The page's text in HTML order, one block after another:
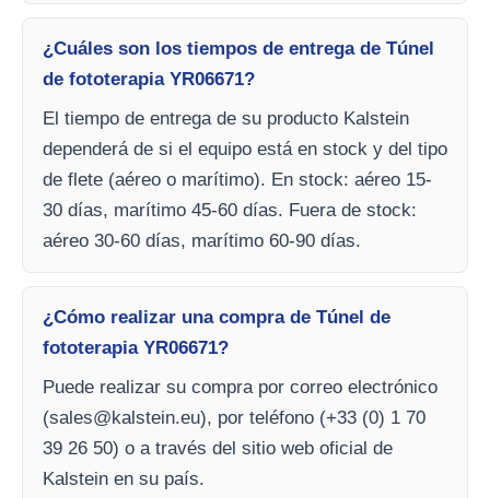
¿Cuáles son los tiempos de entrega de Túnel
de fototerapia YR06671?
El tiempo de entrega de su producto Kalstein
dependerá de si el equipo está en stock y del tipo
de flete (aéreo o marítimo). En stock: aéreo 15-
30 días, marítimo 45-60 días. Fuera de stock:
aéreo 30-60 días, marítimo 60-90 días.
¿Cómo realizar una compra de Túnel de
fototerapia YR06671?
Puede realizar su compra por correo electrónico
(sales@kalstein.eu), por teléfono (+33 (0) 1 70
39 26 50) o a través del sitio web oficial de
Kalstein en su país.